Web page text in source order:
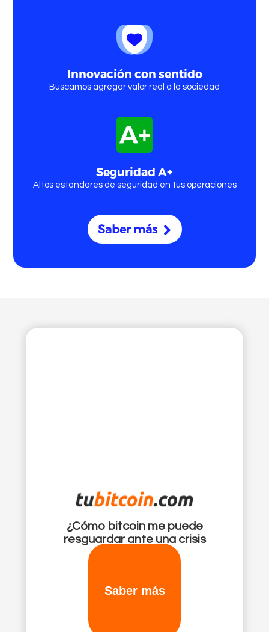
Comprar Ethereum
Innovación con sentido
Buscamos agregar valor real a la sociedad
Seguridad A+
Altos estándares de seguridad en tus operaciones
Saber más
¿Cómo bitcoin me puede
resguardar ante una crisis
Saber más